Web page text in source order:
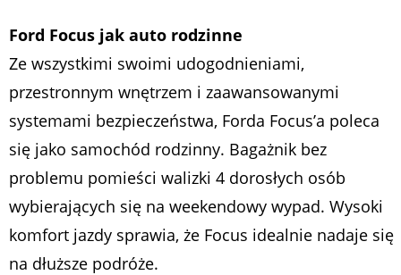
Ford Focus jak auto rodzinne
Ze wszystkimi swoimi udogodnieniami,
przestronnym wnętrzem i zaawansowanymi
systemami bezpieczeństwa, Forda Focus’a poleca
się jako samochód rodzinny. Bagażnik bez
problemu pomieści walizki 4 dorosłych osób
wybierających się na weekendowy wypad. Wysoki
komfort jazdy sprawia, że Focus idealnie nadaje się
na dłuższe podróże.